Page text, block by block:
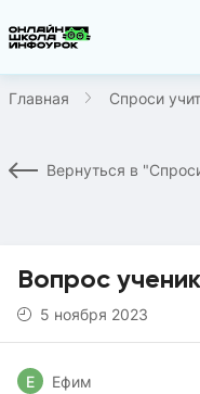
Главная Спроси
Вернуться в
Вопрос
5 ноября 2023
Е Ефим